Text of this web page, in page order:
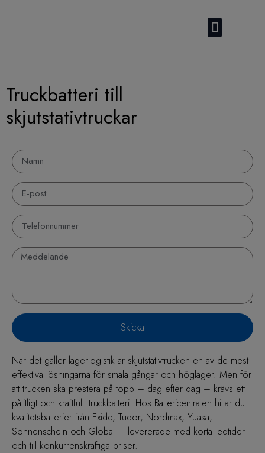
Truckbatteri till
skjutstativtruckar
Skicka
När det gäller lagerlogistik är skjutstativtrucken en av de mest
effektiva lösningarna för smala gångar och höglager. Men för
att trucken ska prestera på topp – dag efter dag – krävs ett
pålitligt och kraftfullt truckbatteri. Hos Battericentralen hittar du
kvalitetsbatterier från Exide, Tudor, Nordmax, Yuasa,
Sonnenschein och Global – levererade med korta ledtider
och till konkurrenskraftiga priser.